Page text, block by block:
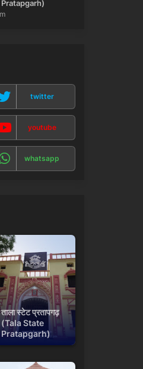
twitter
youtube
whatsapp
ताला स्टेट प्रतापगढ़
(Tala State
Pratapgarh)